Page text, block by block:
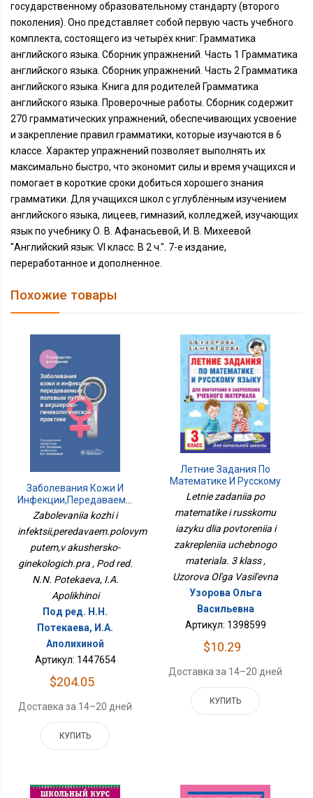
государственному образовательному стандарту (второго
поколения). Оно представляет собой первую часть учебного
комплекта, состоящего из четырёх книг: Грамматика
английского языка. Сборник упражнений. Часть 1 Грамматика
английского языка. Сборник упражнений. Часть 2 Грамматика
английского языка. Книга для родителей Грамматика
английского языка. Проверочные работы. Сборник содержит
270 грамматических упражнений, обеспечивающих усвоение
и закрепление правил грамматики, которые изучаются в 6
классе. Характер упражнений позволяет выполнять их
максимально быстро, что экономит силы и время учащихся и
помогает в короткие сроки добиться хорошего знания
грамматики. Для учащихся школ с углублённым изучением
английского языка, лицеев, гимназий, колледжей, изучающих
язык по учебнику О. В. Афанасьевой, И. В. Михеевой
"Английский язык: VI класс. В 2 ч.". 7-е издание,
переработанное и дополненное.
Похожие товары
Заболевания Кожи И
Инфекции,передаваем.половым
Путем,в Акушерско-
Zabolevaniia kozhi i
infektsii,peredavaem.polovym
putem,v akushersko-
ginekologich.pra , Pod red.
N.N. Potekaeva, I.A.
Apolikhinoi
Под ред. Н.Н.
Потекаева, И.А.
Аполихиной
Артикул: 1447654
$204.05
Доставка за 14–20 дней
КУПИТЬ
Летние Задания По
Математике И Русскому
Языку Для Повторения И
Закрепления Учебного
Материала. 3 Класс
Letnie zadaniia po
matematike i russkomu
iazyku dlia povtoreniia i
zakrepleniia uchebnogo
materiala. 3 klass ,
Uzorova Ol'ga Vasil'evna
Узорова Ольга
Васильевна
Артикул: 1398599
$10.29
Доставка за 14–20 дней
КУПИТЬ